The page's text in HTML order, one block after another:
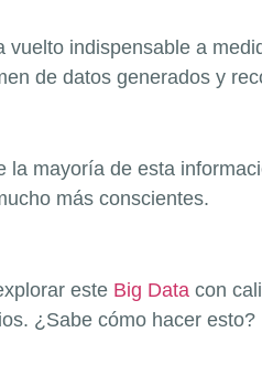
vuelto indispensable a
de datos generados y
la mayoría de esta
más conscientes.
este Big Data con
¿Sabe cómo hacer